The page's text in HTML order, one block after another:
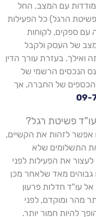
עם המצב. החל
הרגל) כל הפעילות
עם ספקים, לקוחות
של העסק ולקבל
בעזרת עורך הדין
הנכסים הרשמי של
הכספים של החברה, אך
09-
פשיטת רגל?
לזהות את הקשיים,
התשלומים שלא
את הפעילות לפני
גבוהים מאד שלאחר מכן
עו"ד חדלות פרעון
מהר ומוקדם, לפני
להיות חמור יותר.